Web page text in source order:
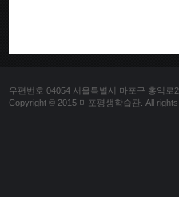
우편번호 04054 서울특별시 마포구 홍익
Copyright © 2015 마포평생학습관. All